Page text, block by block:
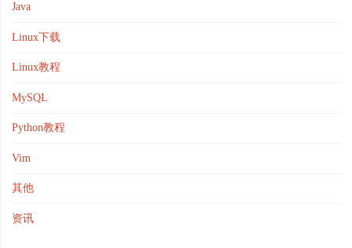
Java
Linux下载
Linux教程
MySQL
Python教程
Vim
其他
资讯